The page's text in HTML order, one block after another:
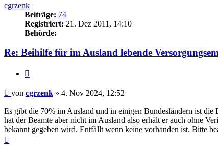
cgrzenk
Beiträge: 74
Registriert: 21. Dez 2011, 14:10
Behörde:
Re: Beihilfe für im Ausland lebende
Beitrag
von cgrzenk » 4. Nov 2024, 12:52
Es gibt die 70% im Ausland und in einigen Bundesländern ist
hat der Beamte aber nicht im Ausland also erhält er auch ohne
bekannt gegeben wird. Entfällt wenn keine vorhanden ist. Bitte